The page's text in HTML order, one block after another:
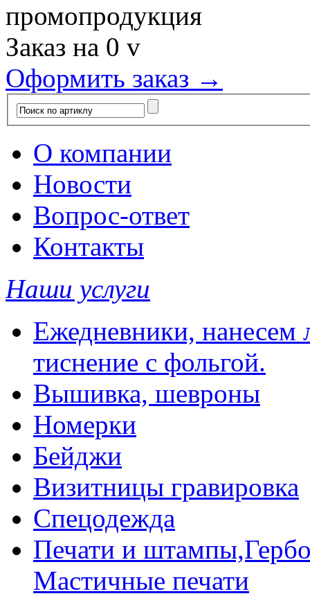
промопродукция
Заказ на 0 v
Оформить заказ →
О компании
Новости
Вопрос-ответ
Контакты
Наши услуги
Ежедневники, нанесем
тиснение с фольгой.
Вышивка, шевроны
Номерки
Бейджи
Визитницы гравировка
Спецодежда
Печати и
Мастичные печати